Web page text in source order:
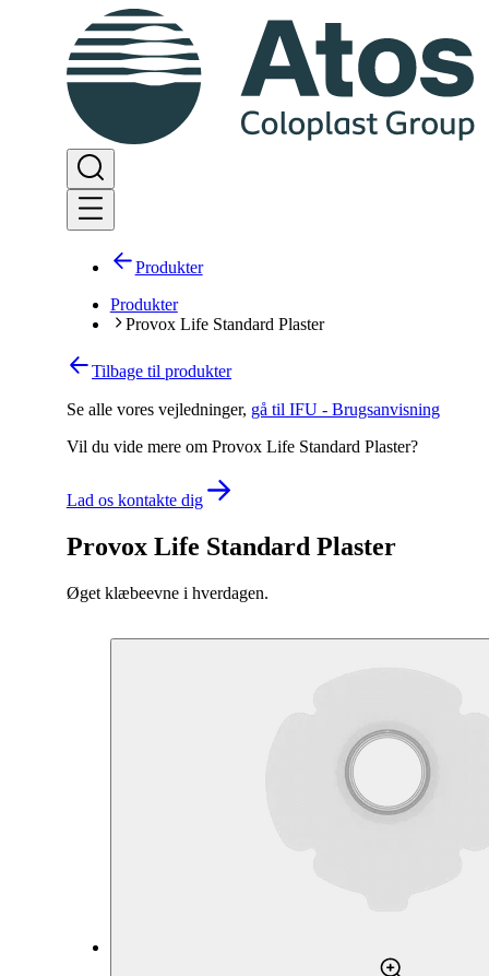
Produkter
Produkter
Provox Life Standard Plaster
Provox Life Standard Plaster
Øget klæbeevne i hverdagen.
Tilbage til produkter
Se alle vores vejledninger, gå til IFU - Brugsanvisning
Vil du vide mere om Provox Life Standard Plaster?
Lad os kontakte dig